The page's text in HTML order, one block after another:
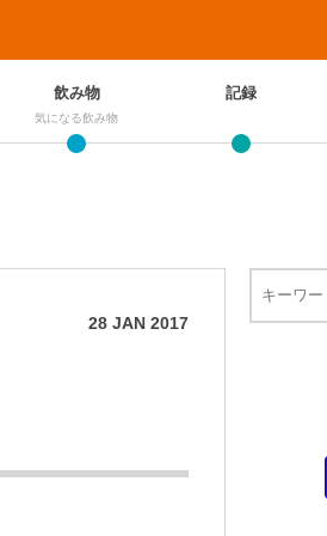
飲み物
気になる飲み物
記録
28 JAN 2017